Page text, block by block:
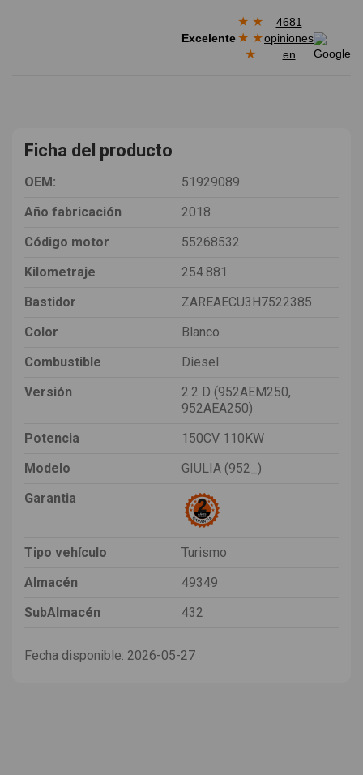
Excelente
★ ★
★ ★
★
4681
opiniones
en
Ficha del producto
OEM:
51929089
Año fabricación
2018
Código motor
55268532
Kilometraje
254.881
Bastidor
ZAREAECU3H7522385
Color
Blanco
Combustible
Diesel
Versión
2.2 D (952AEM250,
952AEA250)
Potencia
150CV 110KW
Modelo
GIULIA (952_)
Garantia
Tipo vehículo
Turismo
Almacén
49349
SubAlmacén
432
Fecha disponible: 2026-05-27